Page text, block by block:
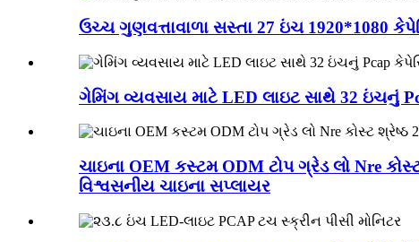
ઉચ્ચ ગુણવત્તાવાળા સસ્તા 27 ઇંચ 1920*1080
ગેમિંગ વ્યવસાય માટે LED લાઇટ સાથે 32 ઇંચનું
ચાઇના OEM કસ્ટમ ODM ટોપ ગ્રેડ લો Nre
વિશ્વસનીય ચાઇના સપ્લાયર